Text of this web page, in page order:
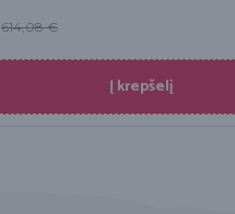
614,08€
Į krepšelį